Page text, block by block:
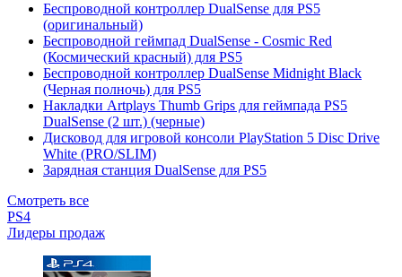
Беспроводной контроллер DualSense для PS5
(оригинальный)
Беспроводной геймпад DualSense - Cosmic Red
(Космический красный) для PS5
Беспроводной контроллер DualSense Midnight Black
(Черная полночь) для PS5
Накладки Artplays Thumb Grips для геймпада PS5
DualSense (2 шт.) (черные)
Дисковод для игровой консоли PlayStation 5 Disc Drive
White (PRO/SLIM)
Зарядная станция DualSense для PS5
Смотреть все
PS4
Лидеры продаж